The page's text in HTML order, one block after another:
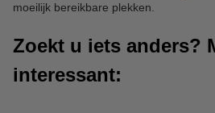
moeilijk bereikbare plekken.
Zoekt u iets anders?
interessant: